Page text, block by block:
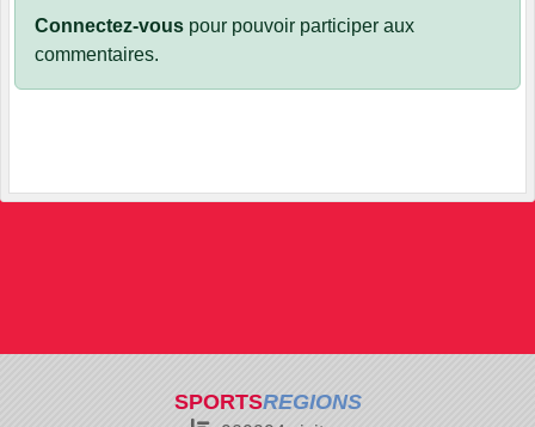
Connectez-vous pour pouvoir participer aux
commentaires.
SPORTSREGIONS